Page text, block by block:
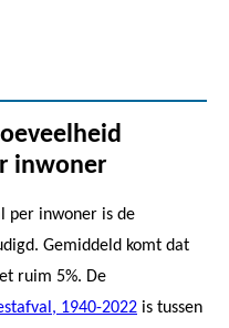
inwoner
per inwoner is de
Gemiddeld komt dat
ruim 5%. De
1940-2022 is tussen